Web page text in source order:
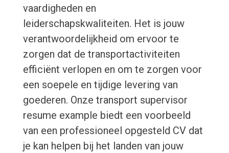
vaardigheden en
leiderschapskwaliteiten. Het is jouw
verantwoordelijkheid om ervoor te
zorgen dat de transportactiviteiten
efficiënt verlopen en om te zorgen voor
een soepele en tijdige levering van
goederen. Onze transport supervisor
resume example biedt een voorbeeld
van een professioneel opgesteld CV dat
je kan helpen bij het landen van jouw